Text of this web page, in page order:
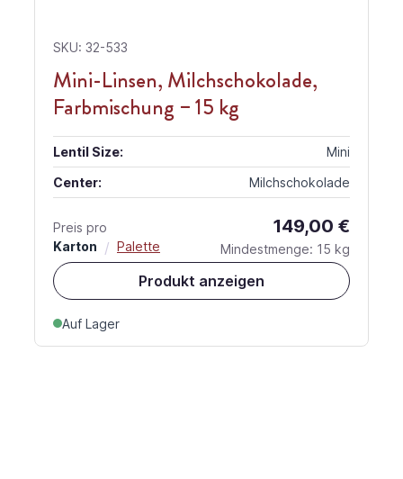
SKU: 32-533
Mini-Linsen, Milchschokolade,
Farbmischung – 15 kg
Lentil Size:
Mini
Center:
Milchschokolade
Preis pro
Karton / Palette
149,00 €
Mindestmenge: 15 kg
Produkt anzeigen
Auf Lager